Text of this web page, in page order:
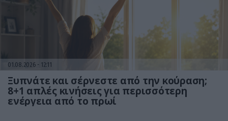
01.08.2026 12:11
Ξυπνάτε και σέρνεστε από την κούραση;
8+1 απλές κινήσεις για περισσότερη
ενέργεια από το πρωί